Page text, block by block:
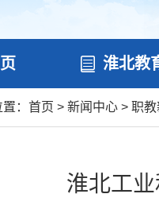
淮北教
： 首页 > 新闻中心 > 职教
淮北工